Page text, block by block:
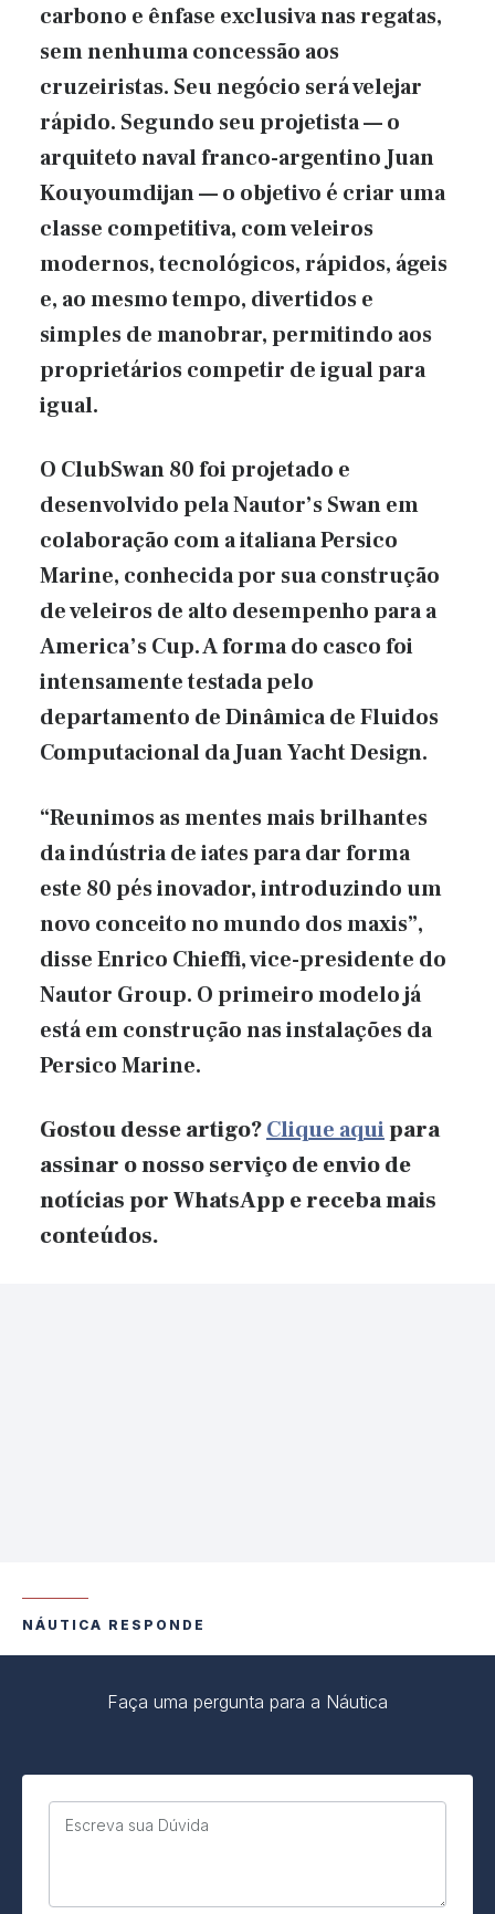
carbono e ênfase exclusiva nas regatas,
sem nenhuma concessão aos
cruzeiristas. Seu negócio será velejar
rápido. Segundo seu projetista — o
arquiteto naval franco-argentino Juan
Kouyoumdijan — o objetivo é criar uma
classe competitiva, com veleiros
modernos, tecnológicos, rápidos, ágeis
e, ao mesmo tempo, divertidos e
simples de manobrar, permitindo aos
proprietários competir de igual para
igual.
O ClubSwan 80 foi projetado e
desenvolvido pela Nautor’s Swan em
colaboração com a italiana Persico
Marine, conhecida por sua construção
de veleiros de alto desempenho para a
America’s Cup. A forma do casco foi
intensamente testada pelo
departamento de Dinâmica de Fluidos
Computacional da Juan Yacht Design.
“Reunimos as mentes mais brilhantes
da indústria de iates para dar forma
este 80 pés inovador, introduzindo um
novo conceito no mundo dos maxis”,
disse Enrico Chieffi, vice-presidente do
Nautor Group. O primeiro modelo já
está em construção nas instalações da
Persico Marine.
Gostou desse artigo?Clique aquipara
assinar o nosso serviço de envio de
notícias por WhatsApp e receba mais
conteúdos.
NÁUTICA RESPONDE
Faça uma pergunta para a Náutica
Escreva sua Dúvida